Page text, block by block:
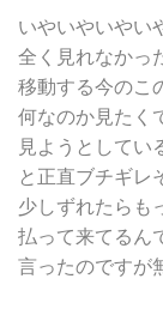
いやいやいやい
全く見れなかっ
移動する今のこ
何なのか見たく
見ようとしてい
と正直ブチギレ
少しずれたらも
払って来てるん
言ったのですが